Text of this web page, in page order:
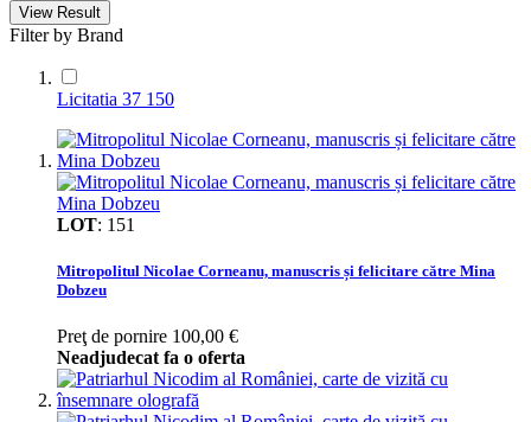
View Result
Filter by Brand
Licitatia 37 150
LOT: 151
Mitropolitul Nicolae Corneanu, manuscris și felicitare către Mina
Dobzeu
Preţ de pornire 100,00 €
Neadjudecat fa o oferta